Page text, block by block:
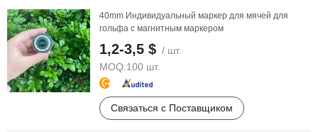
40mm Индивидуальный маркер для мячей для
гольфа с магнитным маркером
1,2-3,5 $ / шт.
MOQ:100 шт.
Связаться с Поставщиком